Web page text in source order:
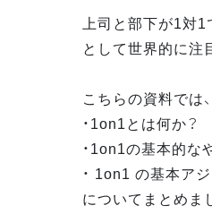
上司と部下が1対1
として世界的に注
こちらの資料では、
・1on1とは何か？
・1on1の基本的な
・ 1on1 の基本ア
についてまとめま